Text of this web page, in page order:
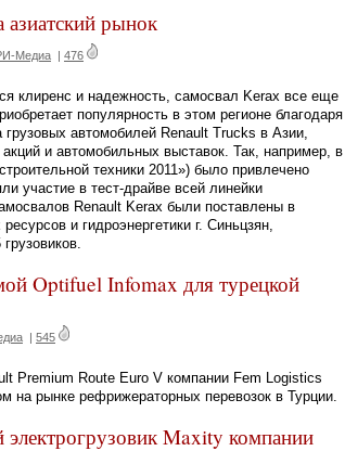
рынок
Медиа | 476
клиренс и надежность, самосвал Kerax все еще
популярность в этом регионе благодаря
автомобилей Renault Trucks в Азии,
и автомобильных выставок. Так, например, в
техники 2011») было привлечено
участие в тест-драйве всей линейки
Renault Kerax были поставлены в
и гидроэнергетики г. Синьцзян,
Optifuel Infomax для турецкой
| 545
Premium Route Euro V компании Fem Logistics
на рынке рефрижераторных перевозок в Турции.
электрогрузовик Maxity компании